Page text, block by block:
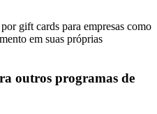
gift cards para empresas como
em suas próprias
outros programas de